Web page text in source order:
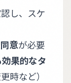
し、スケ
意が必要
果的なタ
時など）